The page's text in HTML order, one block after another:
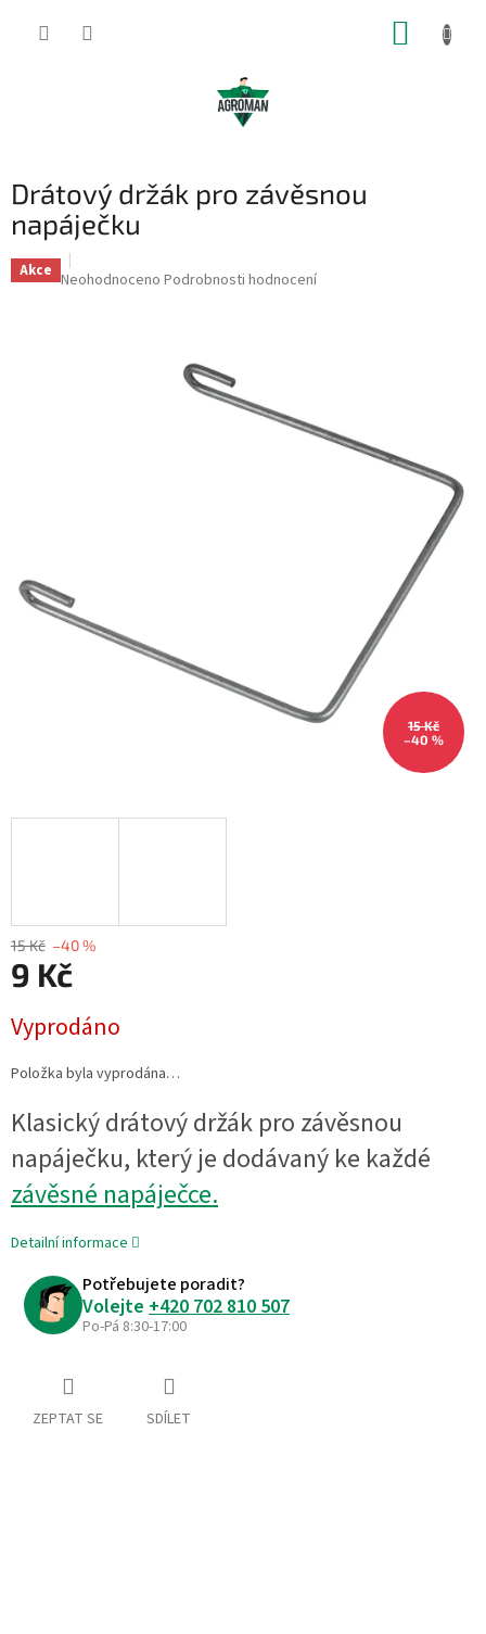
Drátový držák pro závěsnou
napáječku
Akce Průměrné
Neohodnoceno Podrobnosti hodnocení
15 Kč
–40 %
15 Kč –40 %
9 Kč
cena:
Vyprodáno
Položka byla vyprodána…
Klasický drátový držák pro závěsnou
napáječku, který je dodávaný ke každé
závěsné napáječce.
Detailní informace
Potřebujete poradit?
Volejte +420 702 810 507
Po-Pá 8:30-17:00
ZEPTAT SE SDÍLET